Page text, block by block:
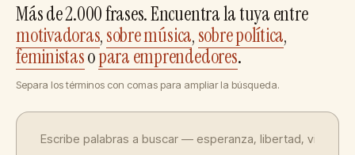
Más de 2.000 frases. Encuentra la tuya entre
motivadoras,sobre música,sobre política,
feministasopara emprendedores.
Separa los términos con comas para ampliar la búsqueda.